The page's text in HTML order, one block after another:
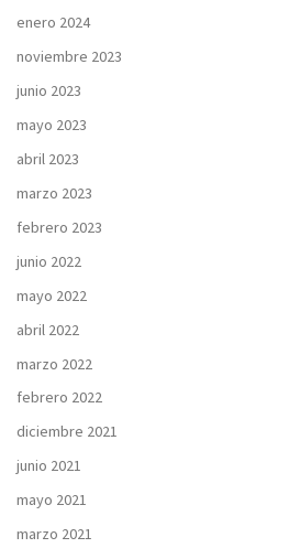
enero 2024
noviembre 2023
junio 2023
mayo 2023
abril 2023
marzo 2023
febrero 2023
junio 2022
mayo 2022
abril 2022
marzo 2022
febrero 2022
diciembre 2021
junio 2021
mayo 2021
marzo 2021